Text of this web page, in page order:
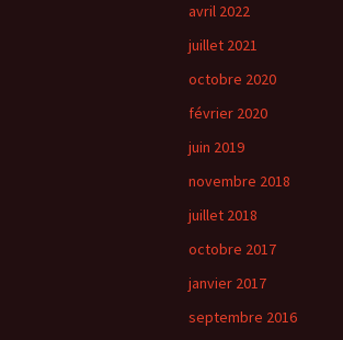
avril 2022
juillet 2021
octobre 2020
février 2020
juin 2019
novembre 2018
juillet 2018
octobre 2017
janvier 2017
septembre 2016